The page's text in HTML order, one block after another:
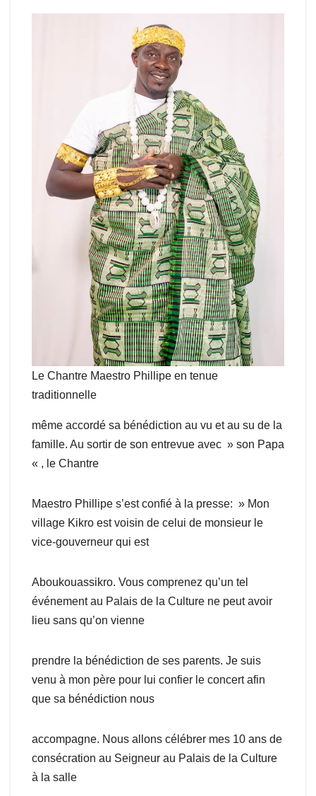
Le Chantre Maestro Phillipe en tenue
traditionnelle
même accordé sa bénédiction au vu et au su de la
famille. Au sortir de son entrevue avec » son Papa
« , le Chantre
Maestro Phillipe s’est confié à la presse: » Mon
village Kikro est voisin de celui de monsieur le
vice-gouverneur qui est
Aboukouassikro. Vous comprenez qu’un tel
événement au Palais de la Culture ne peut avoir
lieu sans qu’on vienne
prendre la bénédiction de ses parents. Je suis
venu à mon père pour lui confier le concert afin
que sa bénédiction nous
accompagne. Nous allons célébrer mes 10 ans de
consécration au Seigneur au Palais de la Culture
à la salle